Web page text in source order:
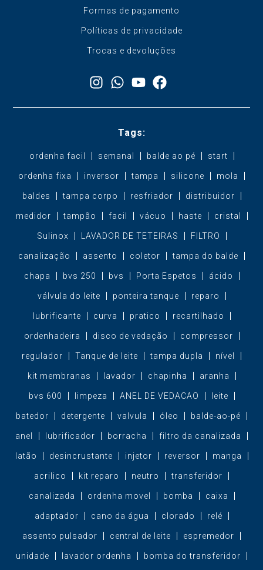
Formas de pagamento
Políticas de privacidade
Trocas e devoluções
Tags:
ordenha facil semanal balde ao pé start
ordenha fixa inversor tampa silicone mola
baldes tampa corpo resfriador distribuidor
medidor tampão facil vácuo haste cristal
Sulinox LAVADOR DE TETEIRAS FILTRO
canalização assento coletor tampa do balde
chapa bvs 250 bvs Porta Espetos ácido
válvula do leite ponteira tanque reparo
lubrificante curva pratico recartilhado
ordenhadeira disco de vedação compressor
regulador Tanque de leite tampa dupla nível
kit membranas lavador chapinha aranha
bvs 600 limpeza ANEL DE VEDACAO leite
batedor detergente valvula óleo balde-ao-pé
anel lubrificador borracha filtro da canalizada
latão desincrustante injetor reversor manga
acrilico kit reparo neutro transferidor
canalizada ordenha movel bomba caixa
adaptador cano da água clorado relé
assento pulsador central de leite espremedor
unidade lavador ordenha bomba do transferidor